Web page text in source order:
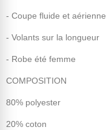
- Coupe fluide et aérienne
- Volants sur la longueur
- Robe été femme
COMPOSITION
80% polyester
20% coton